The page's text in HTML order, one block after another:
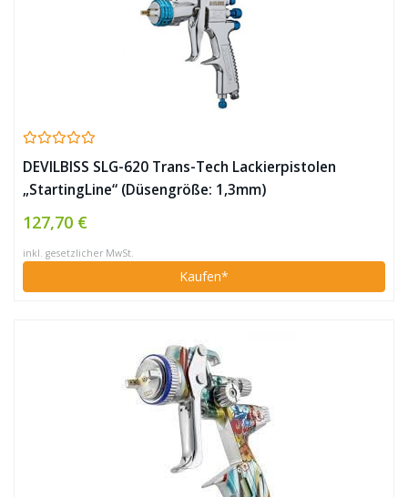
DEVILBISS SLG-620 Trans-Tech Lackierpistolen
„StartingLine“ (Düsengröße: 1,3mm)
127,70 €
inkl. gesetzlicher MwSt.
Kaufen*